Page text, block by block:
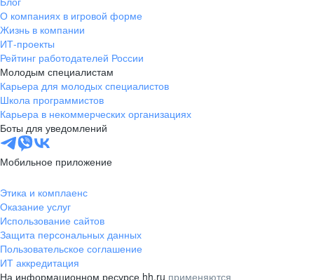
О компаниях в игровой форме
Жизнь в компании
ИТ-проекты
Рейтинг работодателей России
Молодым специалистам
Карьера для молодых специалистов
Школа программистов
Карьера в некоммерческих организациях
Боты для уведомлений
Мобильное приложение
Этика и комплаенс
Оказание услуг
Использование сайтов
Защита персональных данных
Пользовательское соглашение
ИТ аккредитация
На информационном ресурсе hh.ru применяются